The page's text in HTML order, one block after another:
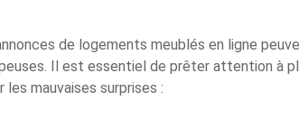
de logements meublés en ligne
Il est essentiel de prêter attention à
les mauvaises surprises :